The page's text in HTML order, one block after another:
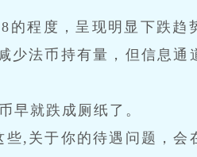
程度，呈现明显下跌趋
少法币持有量，但信息通
早就跌成厕纸了。
,关于你的待遇问题，会